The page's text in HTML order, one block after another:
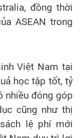
đồng thời
ASEAN trong
Việt Nam tại
học tập tốt, tỷ
nhiều đóng góp
cũng như thị
lệ phí mới